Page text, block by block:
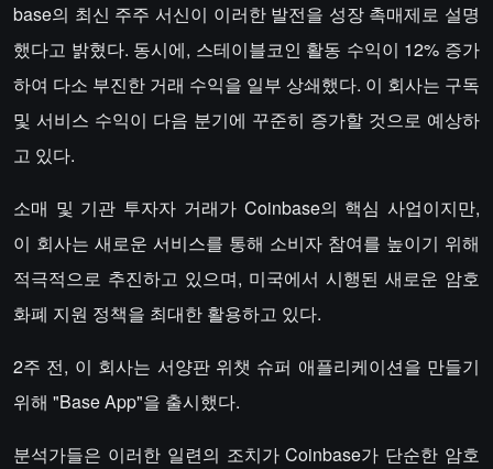
base의 최신 주주 서신이 이러한 발전을 성장 촉매제로 설명
했다고 밝혔다. 동시에, 스테이블코인 활동 수익이 12% 증가
하여 다소 부진한 거래 수익을 일부 상쇄했다. 이 회사는 구독
및 서비스 수익이 다음 분기에 꾸준히 증가할 것으로 예상하
고 있다.
소매 및 기관 투자자 거래가 Coinbase의 핵심 사업이지만,
이 회사는 새로운 서비스를 통해 소비자 참여를 높이기 위해
적극적으로 추진하고 있으며, 미국에서 시행된 새로운 암호
화폐 지원 정책을 최대한 활용하고 있다.
2주 전, 이 회사는 서양판 위챗 슈퍼 애플리케이션을 만들기
위해 "Base App"을 출시했다.
분석가들은 이러한 일련의 조치가 Coinbase가 단순한 암호